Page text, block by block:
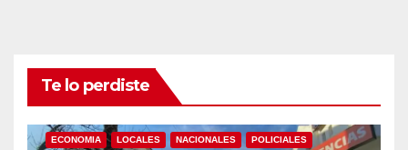
Te lo perdiste
ECONOMIA LOCALES NACIONALES POLICIALES